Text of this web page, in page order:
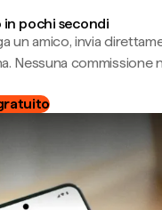
in pochi secondi
un amico, invia
Nessuna commissione